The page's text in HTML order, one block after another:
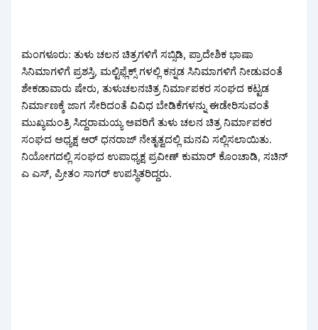
ಮಂಗಳೂರು: ತುಳು ಚಲನ ಚಿತ್ರಗಳಿಗೆ ಸಬ್ಸಿಡಿ, ಪ್ರಾದೇಶಿಕ ಭಾಷಾ
ಸಿನಿಮಾಗಳಿಗೆ ಪ್ರಶಸ್ತಿ, ಮಲ್ಟಿಫ್ಲೆಕ್ಸ್ ಗಳಲ್ಲಿ ಕನ್ನಡ ಸಿನಿಮಾಗಳಿಗೆ ನೀಡುವಂತೆ
ಶೇಕಡಾವಾರು ಷೇರು, ತುಳುಚಲನಚಿತ್ರ ನಿರ್ಮಾಪಕರ ಸಂಘದ ಕಟ್ಟಡ
ನಿರ್ಮಾಣಕ್ಕೆ ಜಾಗ ಸೇರಿದಂತೆ ವಿವಿಧ ಬೇಡಿಕೆಗಳನ್ನು ಈಡೇರಿಸುವಂತೆ
ಮುಖ್ಯಮಂತ್ರಿ ಸಿದ್ದರಾಮಯ್ಯ ಅವರಿಗೆ ತುಳು ಚಲನ ಚಿತ್ರ ನಿರ್ಮಾಪಕರ
ಸಂಘದ ಅಧ್ಯಕ್ಷ ಆರ್ ಧನರಾಜ್ ನೇತೃತ್ವದಲ್ಲಿ ಮನವಿ ಸಲ್ಲಿಸಲಾಯಿತು.
ನಿಯೋಗದಲ್ಲಿ ಸಂಘದ ಉಪಾಧ್ಯಕ್ಷ ಪ್ರವೀಣ್ ಕುಮಾರ್ ಕೊಂಚಾಡಿ, ಸಚಿನ್
ಎ ಎಸ್, ಪ್ರೀತಂ ಸಾಗರ್ ಉಪಸ್ಥಿತರಿದ್ದರು.‌